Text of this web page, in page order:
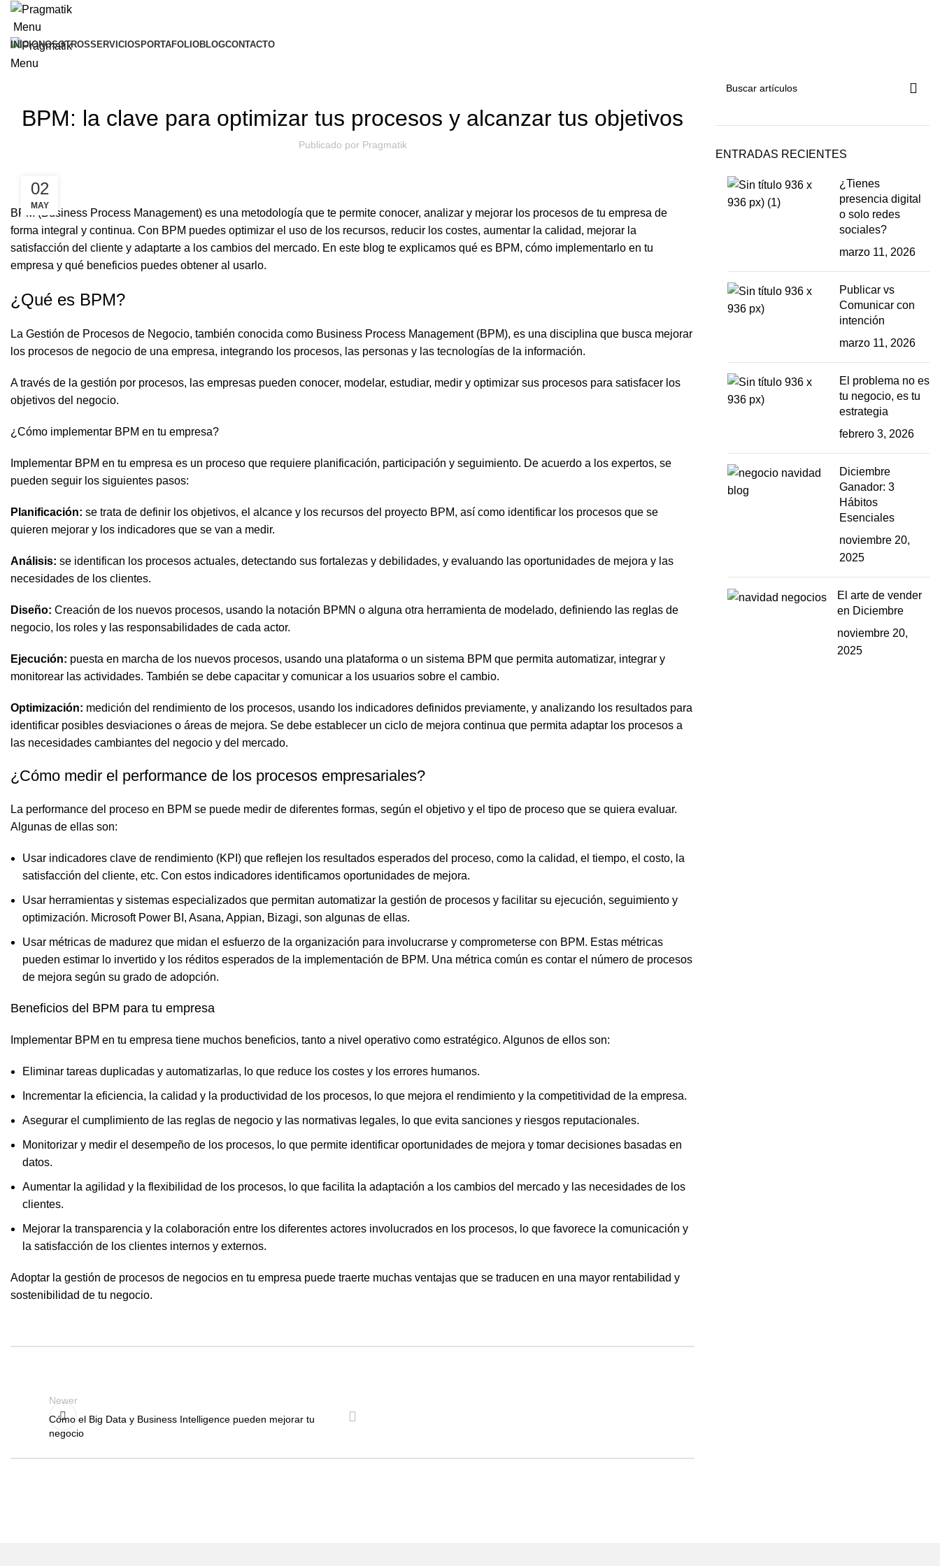
Menu
Menu
BPM: la clave para optimizar tus procesos y alcanzar tus objetivos
Publicado por Pragmatik
02
MAY
BPM (Business Process Management) es una metodología que te permite conocer, analizar y mejorar los procesos de tu empresa de
forma integral y continua. Con BPM puedes optimizar el uso de los recursos, reducir los costes, aumentar la calidad, mejorar la
satisfacción del cliente y adaptarte a los cambios del mercado. En este blog te explicamos qué es BPM, cómo implementarlo en tu
empresa y qué beneficios puedes obtener al usarlo.
¿Qué es BPM?
La Gestión de Procesos de Negocio, también conocida como Business Process Management (BPM), es una disciplina que busca mejorar
los procesos de negocio de una empresa, integrando los procesos, las personas y las tecnologías de la información.
A través de la gestión por procesos, las empresas pueden conocer, modelar, estudiar, medir y optimizar sus procesos para satisfacer los
objetivos del negocio.
¿Cómo implementar BPM en tu empresa?
Implementar BPM en tu empresa es un proceso que requiere planificación, participación y seguimiento. De acuerdo a los expertos, se
pueden seguir los siguientes pasos:
Planificación: se trata de definir los objetivos, el alcance y los recursos del proyecto BPM, así como identificar los procesos que se
quieren mejorar y los indicadores que se van a medir.
Análisis: se identifican los procesos actuales, detectando sus fortalezas y debilidades, y evaluando las oportunidades de mejora y las
necesidades de los clientes.
Diseño: Creación de los nuevos procesos, usando la notación BPMN o alguna otra herramienta de modelado, definiendo las reglas de
negocio, los roles y las responsabilidades de cada actor.
Ejecución: puesta en marcha de los nuevos procesos, usando una plataforma o un sistema BPM que permita automatizar, integrar y
monitorear las actividades. También se debe capacitar y comunicar a los usuarios sobre el cambio.
Optimización: medición del rendimiento de los procesos, usando los indicadores definidos previamente, y analizando los resultados para
identificar posibles desviaciones o áreas de mejora. Se debe establecer un ciclo de mejora continua que permita adaptar los procesos a
las necesidades cambiantes del negocio y del mercado.
¿Cómo medir el performance de los procesos empresariales?
La performance del proceso en BPM se puede medir de diferentes formas, según el objetivo y el tipo de proceso que se quiera evaluar.
Algunas de ellas son:
Usar indicadores clave de rendimiento (KPI) que reflejen los resultados esperados del proceso, como la calidad, el tiempo, el costo, la
satisfacción del cliente, etc. Con estos indicadores identificamos oportunidades de mejora.
Usar herramientas y sistemas especializados que permitan automatizar la gestión de procesos y facilitar su ejecución, seguimiento y
optimización. Microsoft Power BI, Asana, Appian, Bizagi, son algunas de ellas.
Usar métricas de madurez que midan el esfuerzo de la organización para involucrarse y comprometerse con BPM. Estas métricas
pueden estimar lo invertido y los réditos esperados de la implementación de BPM. Una métrica común es contar el número de procesos
de mejora según su grado de adopción.
Beneficios del BPM para tu empresa
Implementar BPM en tu empresa tiene muchos beneficios, tanto a nivel operativo como estratégico. Algunos de ellos son:
Eliminar tareas duplicadas y automatizarlas, lo que reduce los costes y los errores humanos.
Incrementar la eficiencia, la calidad y la productividad de los procesos, lo que mejora el rendimiento y la competitividad de la empresa.
Asegurar el cumplimiento de las reglas de negocio y las normativas legales, lo que evita sanciones y riesgos reputacionales.
Monitorizar y medir el desempeño de los procesos, lo que permite identificar oportunidades de mejora y tomar decisiones basadas en
datos.
Aumentar la agilidad y la flexibilidad de los procesos, lo que facilita la adaptación a los cambios del mercado y las necesidades de los
clientes.
Mejorar la transparencia y la colaboración entre los diferentes actores involucrados en los procesos, lo que favorece la comunicación y
la satisfacción de los clientes internos y externos.
Adoptar la gestión de procesos de negocios en tu empresa puede traerte muchas ventajas que se traducen en una mayor rentabilidad y
sostenibilidad de tu negocio.
Newer
Cómo el Big Data y Business Intelligence pueden mejorar tu
negocio
ENTRADAS RECIENTES
¿Tienes
presencia digital
o solo redes
sociales?
marzo 11, 2026
Publicar vs
Comunicar con
intención
marzo 11, 2026
El problema no es
tu negocio, es tu
estrategia
febrero 3, 2026
Diciembre
Ganador: 3
Hábitos
Esenciales
noviembre 20,
2025
El arte de vender
en Diciembre
noviembre 20,
2025
INICIONOSOTROSSERVICIOS PORTAFOLIOBLOGCONTACTO